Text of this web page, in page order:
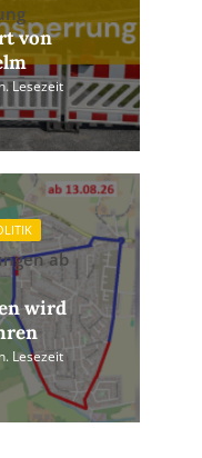
von
Lesezeit
ab
wird
Lesezeit